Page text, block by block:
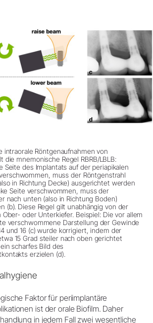
intraorale Röntgenaufnahmen von
die mnemonische Regel RBRB/LBLB:
Seite des Implantats auf der periapikalen
muss der Röntgenstrahl
in Richtung Decke) ausgerichtet werden
Seite verschwommen, muss der
nach unten (also in Richtung Boden)
(b). Diese Regel gilt unabhängig von der
oder Unterkiefer. Beispiel: Die vor allem
verschwommene Darstellung der Gewinde
und 16 (c) wurde korrigiert, indem der
15 Grad steiler nach oben gerichtet
scharfes Bild des
erzielen (d).
Faktor für periimplantäre
ist der orale Biofilm. Daher
in jedem Fall zwei wesentliche